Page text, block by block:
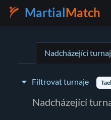
Martial Match
Nadcházející
Filtrovat turnaje
Nadcházející